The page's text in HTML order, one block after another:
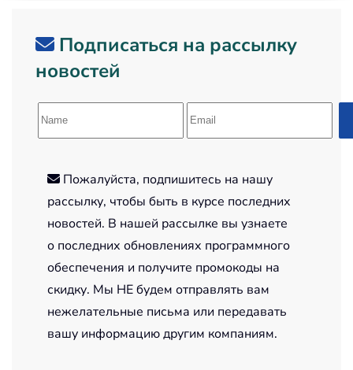
Подписаться на рассылку
новостей
Пожалуйста, подпишитесь на нашу
рассылку, чтобы быть в курсе последних
новостей. В нашей рассылке вы узнаете
о последних обновлениях программного
обеспечения и получите промокоды на
скидку. Мы НЕ будем отправлять вам
нежелательные письма или передавать
вашу информацию другим компаниям.